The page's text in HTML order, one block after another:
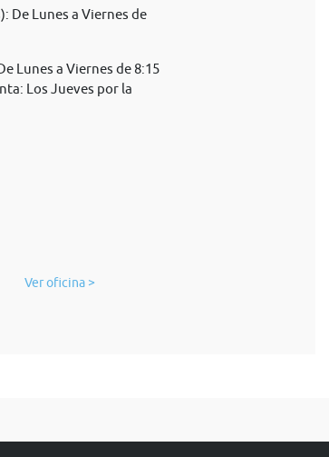
De Lunes a Viernes de
Lunes a Viernes de 8:15
Los Jueves por la
Ver oficina >